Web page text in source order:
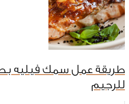
طريقة عمل سمك فيليه
للرجيم